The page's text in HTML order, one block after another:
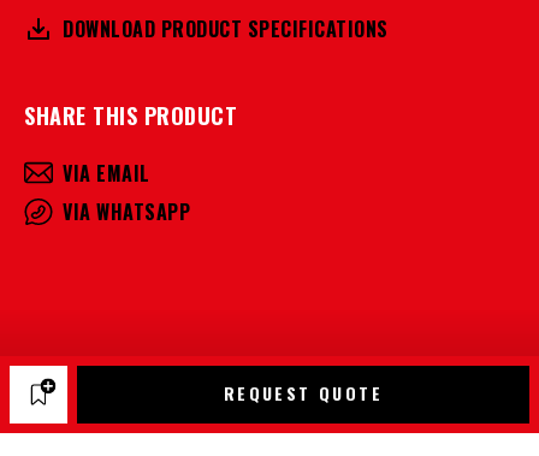
DOWNLOAD PRODUCT SPECIFICATIONS
SHARE THIS PRODUCT
VIA EMAIL
VIA WHATSAPP
REQUEST QUOTE